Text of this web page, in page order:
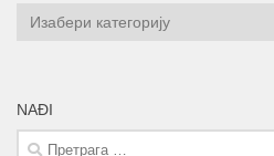
KATEGORIJE
NAĐI
Претрага